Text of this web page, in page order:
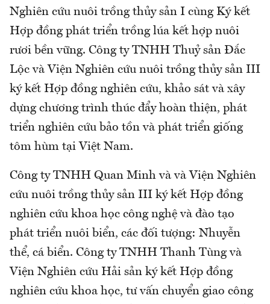
Nghiên cứu nuôi trồng thủy sản I cùng Ký kết
Hợp đồng phát triển trồng lúa kết hợp nuôi
rươi bền vững. Công ty TNHH Thuỷ sản Đắc
Lộc và Viện Nghiên cứu nuôi trồng thủy sản III
ký kết Hợp đồng nghiên cứu, khảo sát và xây
dựng chương trình thúc đẩy hoàn thiện, phát
triển nghiên cứu bảo tồn và phát triển giống
tôm hùm tại Việt Nam.
Công ty TNHH Quan Minh và và Viện Nghiên
cứu nuôi trồng thủy sản III ký kết Hợp đồng
nghiên cứu khoa học công nghệ và đào tạo
phát triển nuôi biển, các đối tượng: Nhuyễn
thể, cá biển. Công ty TNHH Thanh Tùng và
Viện Nghiên cứu Hải sản ký kết Hợp đồng
nghiên cứu khoa học, tư vấn chuyển giao công